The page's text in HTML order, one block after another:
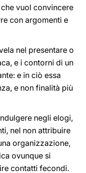
vuol convincere
con argomenti e
nel presentare o
e i contorni di un
e in ciò essa
e non finalità più
negli elogi,
nel non attribuire
organizzazione,
ovunque si
contatti fecondi.